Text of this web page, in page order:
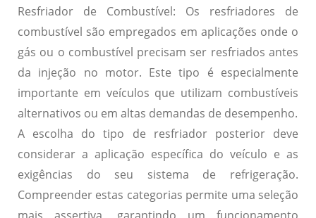
Resfriador de Combustível: Os resfriadores de
combustível são empregados em aplicações onde o
gás ou o combustível precisam ser resfriados antes
da injeção no motor. Este tipo é especialmente
importante em veículos que utilizam combustíveis
alternativos ou em altas demandas de desempenho.
A escolha do tipo de resfriador posterior deve
considerar a aplicação específica do veículo e as
exigências do seu sistema de refrigeração.
Compreender estas categorias permite uma seleção